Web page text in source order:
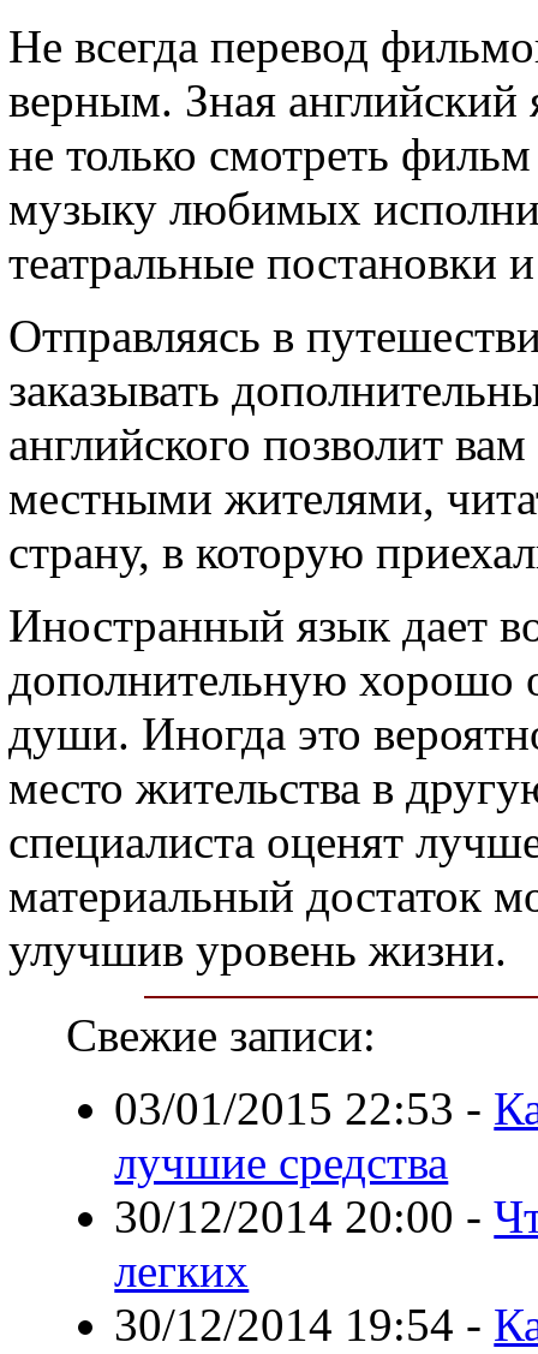
Не всегда перевод
верным. Зная английский
не только смотреть
музыку любимых
театральные постановки
Отправляясь в
заказывать
английского позволит
местными жителями,
страну, в которую
Иностранный язык дает
дополнительную хорошо
души. Иногда это
место жительства в
специалиста оценят
материальный достаток
улучшив уровень жизни.
Свежие записи:
03/01/2015 22:53 -
лучшие средства
30/12/2014 20:00 -
легких
30/12/2014 19:54 -